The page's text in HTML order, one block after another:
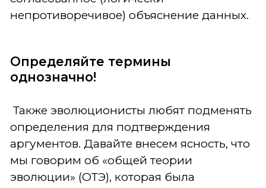
непротиворечивое) объяснение данных.
Определяйте термины
однозначно!
Также эволюционисты любят подменять
определения для подтверждения
аргументов. Давайте внесем ясность, что
мы говорим об «общей теории
эволюции» (ОТЭ), которая была